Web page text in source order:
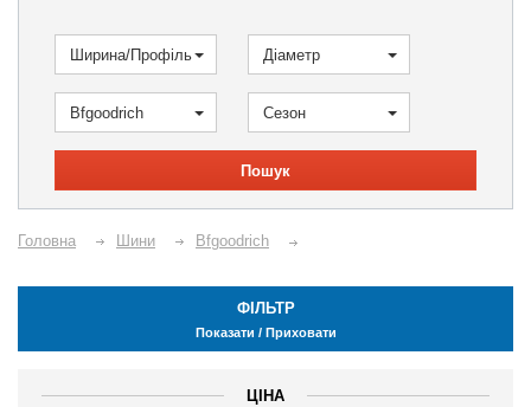
Ширина/Профіль Діаметр
Bfgoodrich Сезон
Пошук
Головна Шини Bfgoodrich
ФІЛЬТР
Показати / Приховати
ЦІНА